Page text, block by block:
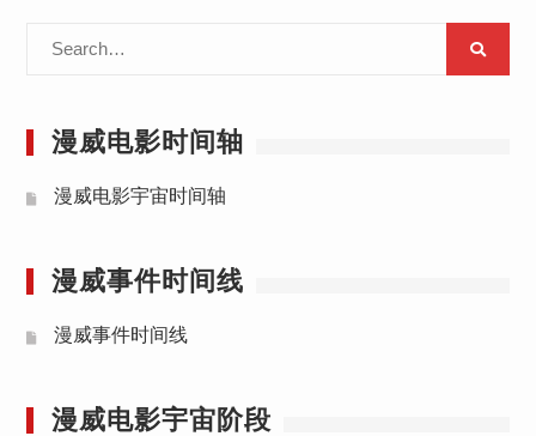
漫威电影时间轴
漫威电影宇宙时间轴
漫威事件时间线
漫威事件时间线
漫威电影宇宙阶段